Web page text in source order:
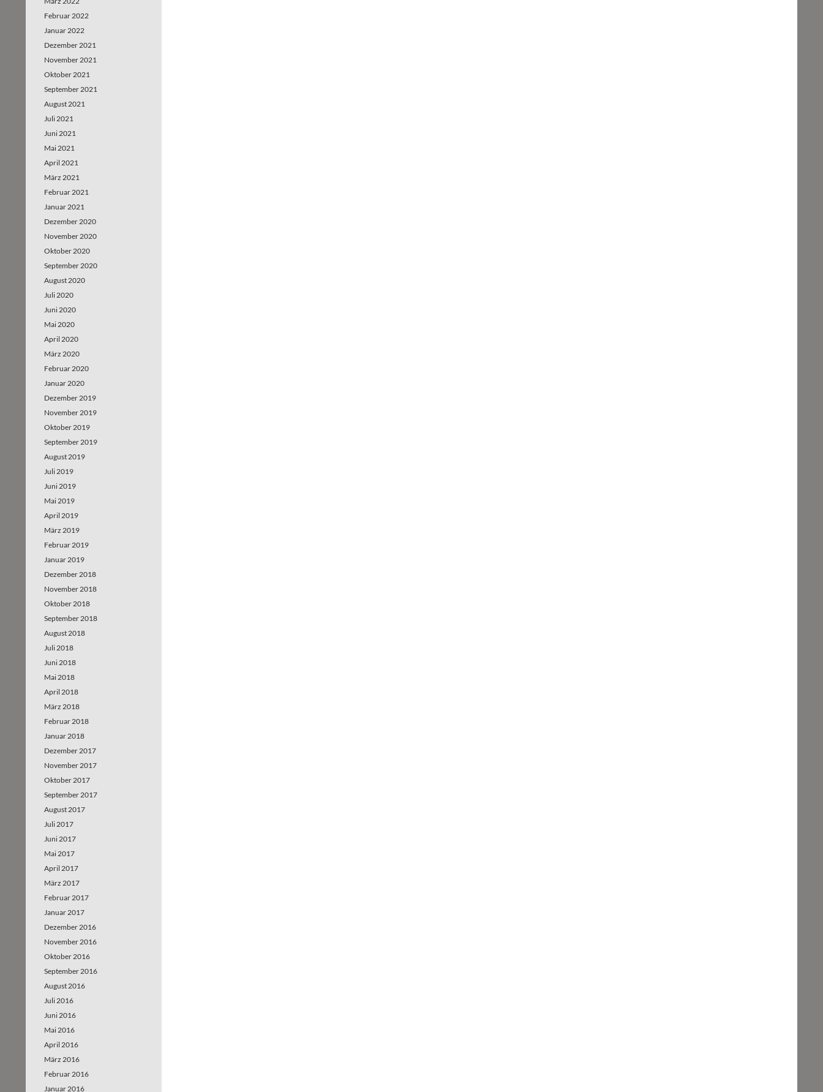
Februar 2022
Januar 2022
Dezember 2021
November 2021
Oktober 2021
September 2021
August 2021
Juli 2021
Juni 2021
Mai 2021
April 2021
März 2021
Februar 2021
Januar 2021
Dezember 2020
November 2020
Oktober 2020
September 2020
August 2020
Juli 2020
Juni 2020
Mai 2020
April 2020
März 2020
Februar 2020
Januar 2020
Dezember 2019
November 2019
Oktober 2019
September 2019
August 2019
Juli 2019
Juni 2019
Mai 2019
April 2019
März 2019
Februar 2019
Januar 2019
Dezember 2018
November 2018
Oktober 2018
September 2018
August 2018
Juli 2018
Juni 2018
Mai 2018
April 2018
März 2018
Februar 2018
Januar 2018
Dezember 2017
November 2017
Oktober 2017
September 2017
August 2017
Juli 2017
Juni 2017
Mai 2017
April 2017
März 2017
Februar 2017
Januar 2017
Dezember 2016
November 2016
Oktober 2016
September 2016
August 2016
Juli 2016
Juni 2016
Mai 2016
April 2016
März 2016
Februar 2016
Januar 2016